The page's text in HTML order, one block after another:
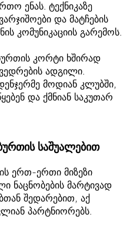
ენას. ტექნიკაზე
და მატჩების
კომუნიკაციის გარემოს.
კორტი ხშირად
ადგილი.
მოდიან კლუბში,
და ქმნიან საკუთარ
საშუალებით
ერთ-ერთი მიზეზი
ნაცნობების მარტივად
შედარებით, აქ
პარტნიორებს.